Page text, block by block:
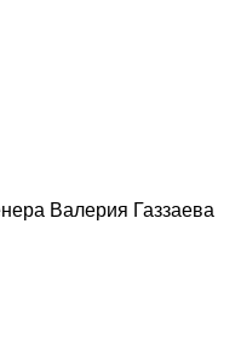
Валерия Газзаева